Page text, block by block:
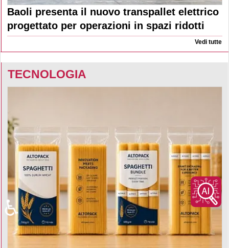
Baoli presenta il nuovo transpallet elettrico
progettato per operazioni in spazi ridotti
Vedi tutte
TECNOLOGIA